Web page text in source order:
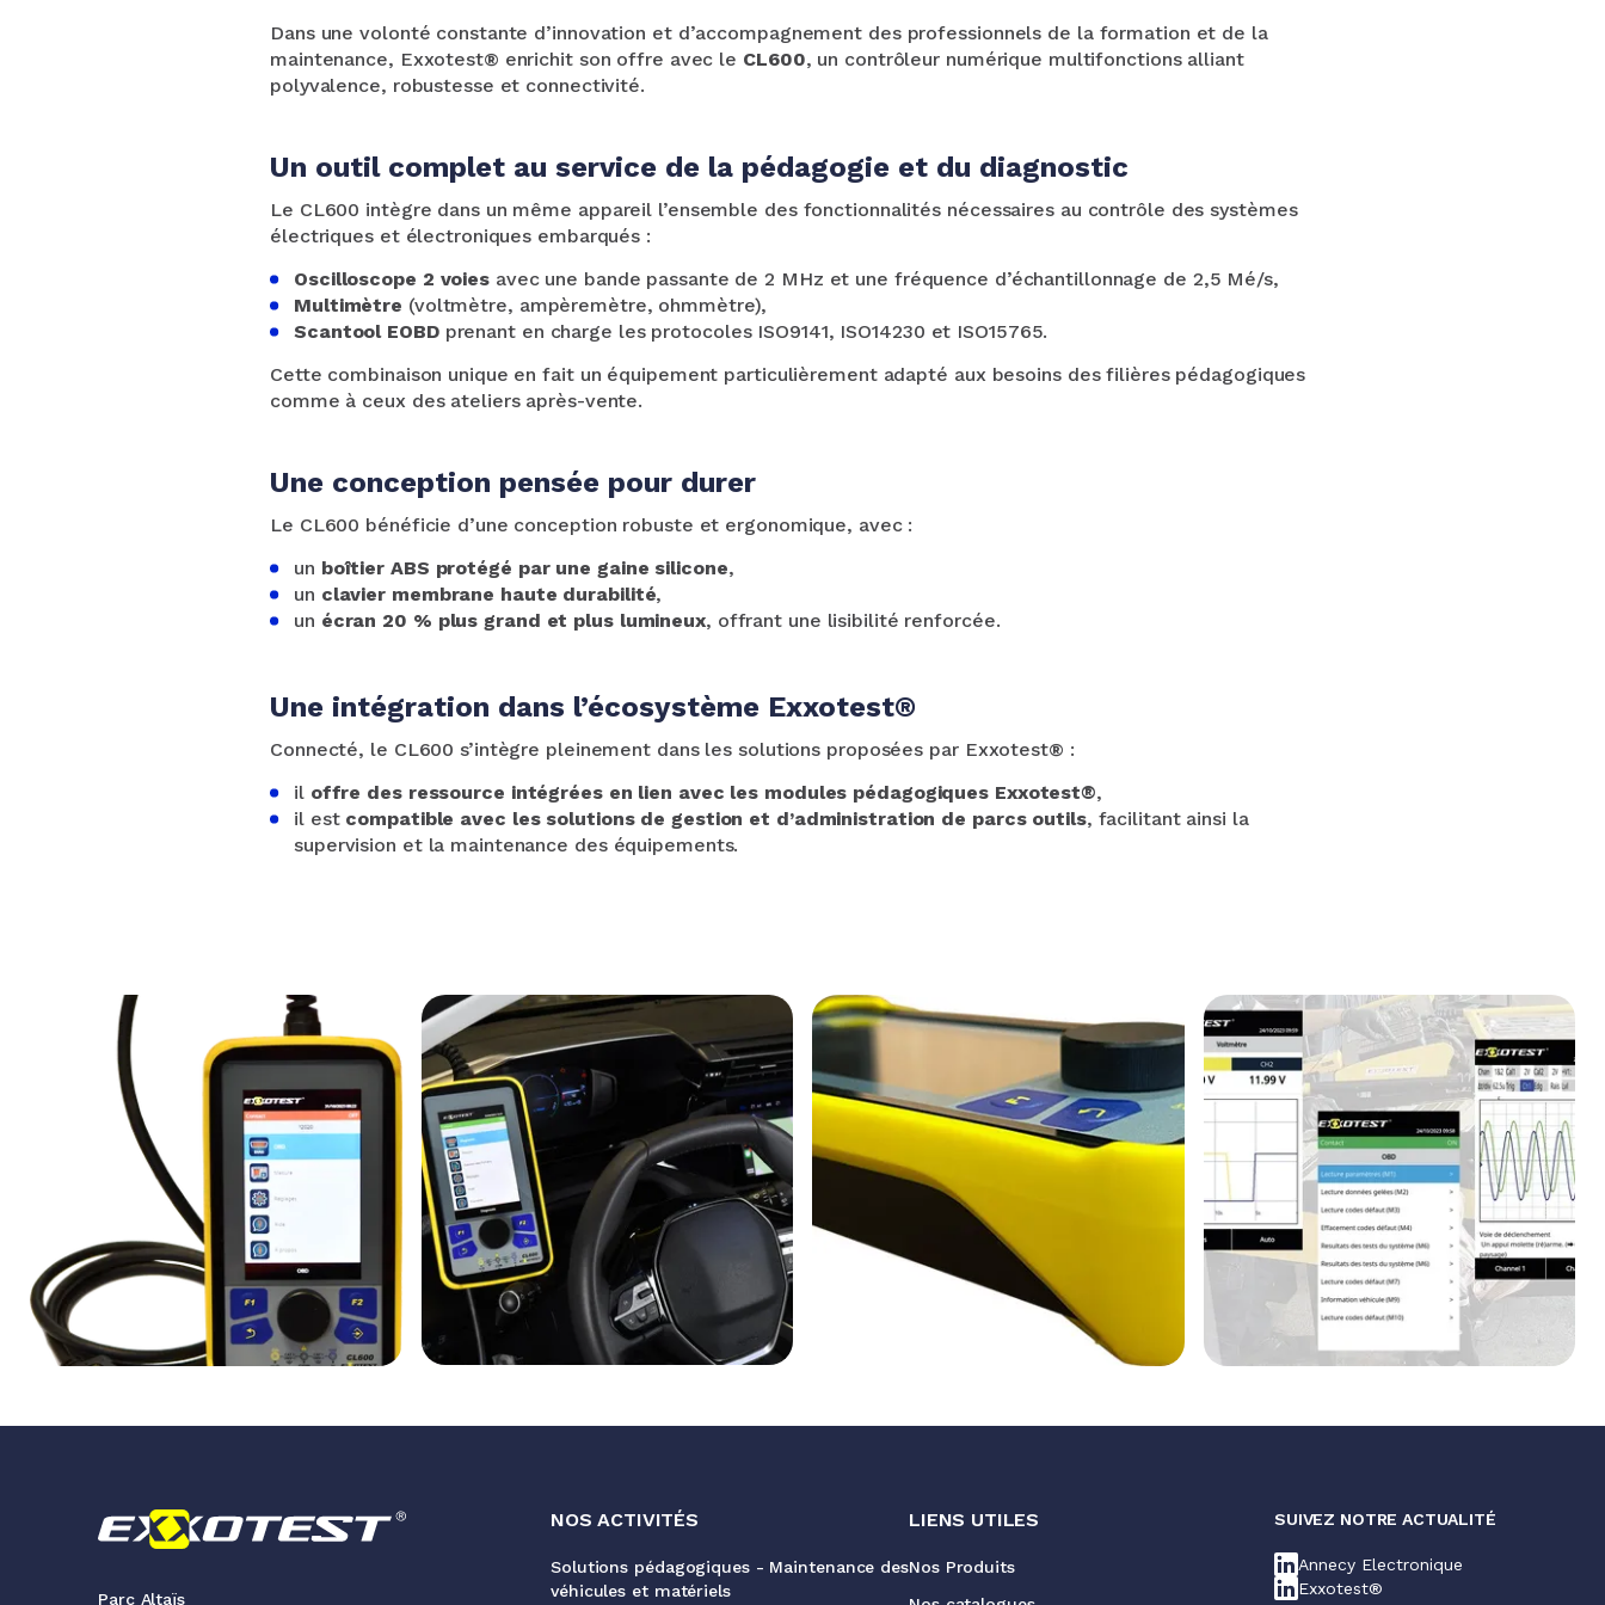
Dans une volonté constante d’innovation et d’accompagnement des professionnels de la formation et de la
maintenance, Exxotest® enrichit son offre avec le CL600, un contrôleur numérique multifonctions alliant
polyvalence, robustesse et connectivité.
Un outil complet au service de la pédagogie et du diagnostic
Le CL600 intègre dans un même appareil l’ensemble des fonctionnalités nécessaires au contrôle des systèmes
électriques et électroniques embarqués :
Oscilloscope 2 voies avec une bande passante de 2 MHz et une fréquence d’échantillonnage de 2,5 Mé/s,
Multimètre (voltmètre, ampèremètre, ohmmètre),
Scantool EOBDprenant en charge les protocoles ISO9141, ISO14230 et ISO15765.
Cette combinaison unique en fait un équipement particulièrement adapté aux besoins des filières pédagogiques
comme à ceux des ateliers après-vente.
Une conception pensée pour durer
Le CL600 bénéficie d’une conception robuste et ergonomique, avec :
un boîtier ABS protégé par une gaine silicone,
un clavier membrane haute durabilité,
un écran 20 % plus grand et plus lumineux, offrant une lisibilité renforcée.
Une intégration dans l’écosystème Exxotest®
Connecté, le CL600 s’intègre pleinement dans les solutions proposées par Exxotest® :
il offre des ressource intégrées en lien avec les modules pédagogiques Exxotest®,
il est compatible avec les solutions de gestion et d’administration de parcs outils, facilitant ainsi la
supervision et la maintenance des équipements.
Parc Altaïs
NOS ACTIVITÉS
Solutions pédagogiques - Maintenance des
véhicules et matériels
LIENS UTILES
Nos Produits
SUIVEZ NOTRE ACTUALITÉ
Annecy Electronique
Exxotest®